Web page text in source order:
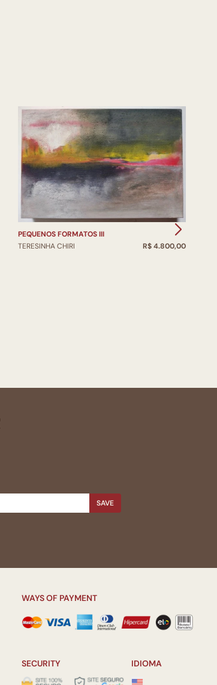
PEQUENOS FORMATOS III
TERESINHA CHIRI
R$ 4.800,00
SAVE
WAYS OF PAYMENT
SECURITY IDIOMA